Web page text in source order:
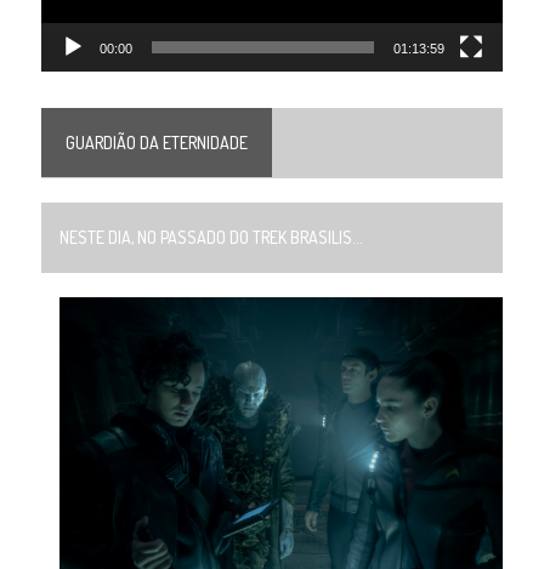
00:00 01:13:59
GUARDIÃO DA ETERNIDADE
NESTE DIA, NO PASSADO DO TREK BRASILIS...